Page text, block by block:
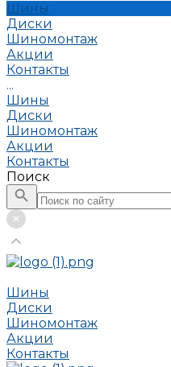
Шины
Диски
Шиномонтаж
Акции
Контакты
...
Шины
Диски
Шиномонтаж
Акции
Контакты
Поиск
Шины
Диски
Шиномонтаж
Акции
Контакты